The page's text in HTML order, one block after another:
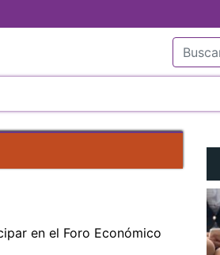
en el Foro Económico